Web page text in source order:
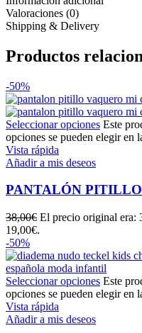
Valoraciones (0)
Shipping & Delivery
Productos
-50%
Seleccionar opciones Este
opciones se pueden elegir en
Vista rápida
Añadir a mis deseos
PANTALÓN
38,00€ El precio original era:
19,00€.
-50%
Seleccionar opciones Este
opciones se pueden elegir en
Vista rápida
Añadir a mis deseos